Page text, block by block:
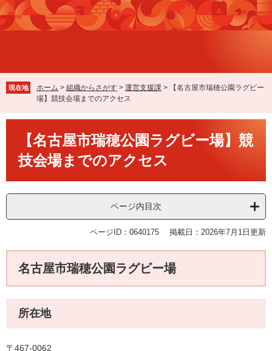
ペ
ー
ジ
で
す
メ
ニ
ュ
ば
し
本
現在地 ホーム > 組織からさがす > 運営支援課 >
【名古屋市瑞穂公園ラグビー
場】競技会場までのアクセス
【名古屋市瑞穂公園ラグビー場】競
技会場までのアクセス
ページ内目次
ページID：0640175 掲載日：2026年7月1日更新
名古屋市瑞穂公園ラグビー場
所在地
〒467-0062